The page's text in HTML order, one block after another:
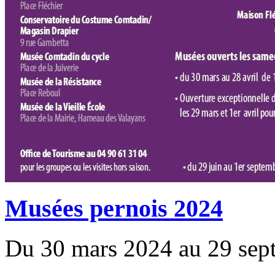
Musées pernois 2024
Du 30 mars 2024 au 29